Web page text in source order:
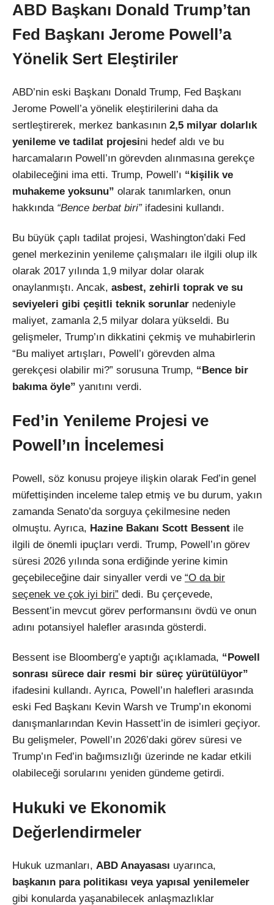
Facebook
Instagram
Youtube
ABD Başkanı Donald Trump’tan
Fed Başkanı Jerome Powell’a
Yönelik Sert Eleştiriler
ABD’nin eski Başkanı Donald Trump, Fed Başkanı
Jerome Powell’a yönelik eleştirilerini daha da
sertleştirerek, merkez bankasının 2,5 milyar dolarlık
yenileme ve tadilat projesini hedef aldı ve bu
harcamaların Powell’ın görevden alınmasına gerekçe
olabileceğini ima etti. Trump, Powell’ı “kişilik ve
muhakeme yoksunu” olarak tanımlarken, onun
hakkında “Bence berbat biri”ifadesini kullandı.
Bu büyük çaplı tadilat projesi, Washington’daki Fed
genel merkezinin yenileme çalışmaları ile ilgili olup ilk
olarak 2017 yılında 1,9 milyar dolar olarak
onaylanmıştı. Ancak, asbest, zehirli toprak ve su
seviyeleri gibi çeşitli teknik sorunlar nedeniyle
maliyet, zamanla 2,5 milyar dolara yükseldi. Bu
gelişmeler, Trump’ın dikkatini çekmiş ve muhabirlerin
“Bu maliyet artışları, Powell’ı görevden alma
gerekçesi olabilir mi?” sorusuna Trump, “Bence bir
bakıma öyle” yanıtını verdi.
Fed’in Yenileme Projesi ve
Powell’ın İncelemesi
Powell, söz konusu projeye ilişkin olarak Fed’in genel
müfettişinden inceleme talep etmiş ve bu durum, yakın
zamanda Senato’da sorguya çekilmesine neden
olmuştu. Ayrıca, Hazine Bakanı Scott Bessent ile
ilgili de önemli ipuçları verdi. Trump, Powell’ın görev
süresi 2026 yılında sona erdiğinde yerine kimin
geçebileceğine dair sinyaller verdi ve “O da bir
seçenek ve çok iyi biri” dedi. Bu çerçevede,
Bessent’in mevcut görev performansını övdü ve onun
adını potansiyel halefler arasında gösterdi.
Bessent ise Bloomberg’e yaptığı açıklamada, “Powell
sonrası sürece dair resmi bir süreç yürütülüyor”
ifadesini kullandı. Ayrıca, Powell’ın halefleri arasında
eski Fed Başkanı Kevin Warsh ve Trump’ın ekonomi
danışmanlarından Kevin Hassett’in de isimleri geçiyor.
Bu gelişmeler, Powell’ın 2026’daki görev süresi ve
Trump’ın Fed’in bağımsızlığı üzerinde ne kadar etkili
olabileceği sorularını yeniden gündeme getirdi.
Hukuki ve Ekonomik
Değerlendirmeler
Hukuk uzmanları, ABD Anayasası uyarınca,
başkanın para politikası veya yapısal yenilemeler
gibi konularda yaşanabilecek anlaşmazlıklar